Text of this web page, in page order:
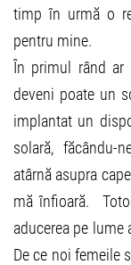
timp în urmă o
pentru mine.
În primul rând ar
deveni poate un
implantat un
solară,
atârnă asupra
mă înfioară.
aducerea pe lume
De ce noi femeile